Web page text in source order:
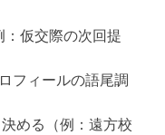
：仮交際の次回提
フィールの語尾調
める（例：遠方校